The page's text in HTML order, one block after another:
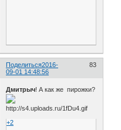
Поделиться 83
2016-
09-01 14:48:56
Дмитрыч! А как же пирожки?
+2